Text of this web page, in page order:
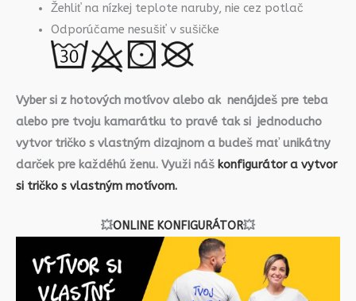
Žehliť na nízkej teplote naruby, nie cez potlač
Odporúčame nesušiť v sušičke
Vyber si z hotových motívov alebo ak nenájdeš pre teba
alebo pre tvoju kamarátku to pravé tak si jednoducho
vytvor tričko s vlastným dizajnom a budeš mať unikátny
darček pre každéhú ženu. Využi náš konfigurátor a vytvor
si tričko s vlastným motívom.
💥ONLINE KONFIGURÁTOR💥